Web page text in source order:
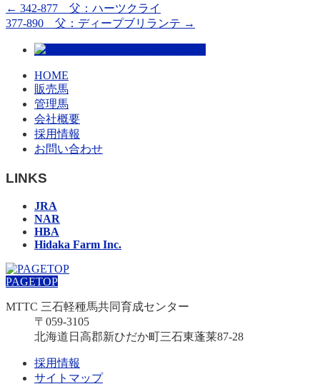
← 342-877 父：ハーツクライ
377-890 父：ディープブリランテ →
HOME
販売馬
管理馬
会社概要
採用情報
お問い合わせ
LINKS
JRA
NAR
HBA
Hidaka Farm Inc.
PAGETOP
MTTC 三石軽種馬共同育成センター
〒059-3105
北海道日高郡新ひだか町三石東蓬莱87-28
採用情報
サイトマップ